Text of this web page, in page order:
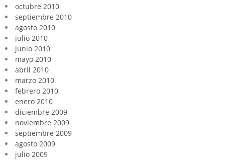
octubre 2010
septiembre 2010
agosto 2010
julio 2010
junio 2010
mayo 2010
abril 2010
marzo 2010
febrero 2010
enero 2010
diciembre 2009
noviembre 2009
septiembre 2009
agosto 2009
julio 2009